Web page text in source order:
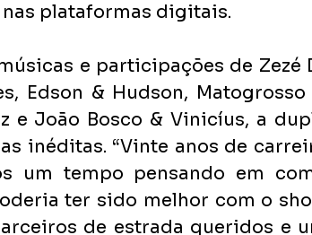
nas plataformas digitais.
e participações de Zezé
Edson & Hudson, Matogrosso
e João Bosco & Vinicíus, a
inéditas. “Vinte anos de
um tempo pensando em
ter sido melhor com o
de estrada queridos e